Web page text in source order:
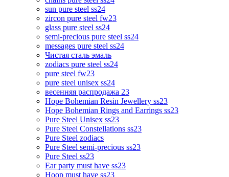
sun pure steel ss24
zircon pure steel fw23
glass pure steel ss24
semi-precious pure steel ss24
messages pure steel ss24
Чистая сталь эмаль
zodiacs pure steel ss24
pure steel fw23
pure steel unisex ss24
весенняя распродажа 23
Hope Bohemian Resin Jewellery ss23
Hope Bohemian Rings and Earrings ss23
Pure Steel Unisex ss23
Pure Steel Constellations ss23
Pure Steel zodiacs
Pure Steel semi-precious ss23
Pure Steel ss23
Ear party must have ss23
Hoop must have ss23